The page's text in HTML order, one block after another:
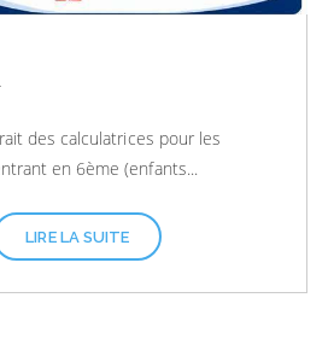
des calculatrices pour les
en 6ème (enfants...
LIRE LA SUITE